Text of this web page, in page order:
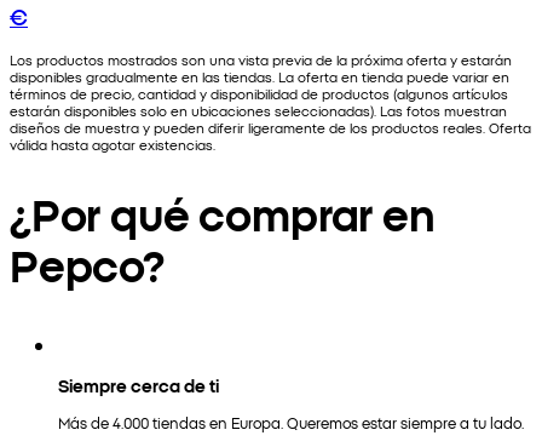
€
Los productos mostrados son una vista previa de la próxima oferta y estarán
disponibles gradualmente en las tiendas. La oferta en tienda puede variar en
términos de precio, cantidad y disponibilidad de productos (algunos artículos
estarán disponibles solo en ubicaciones seleccionadas). Las fotos muestran
diseños de muestra y pueden diferir ligeramente de los productos reales. Oferta
válida hasta agotar existencias.
¿Por qué comprar en
Pepco?
Siempre cerca de ti
Más de 4.000 tiendas en Europa. Queremos estar siempre a tu lado.